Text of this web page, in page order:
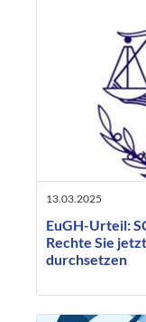
13.03.2025
EuGH-Urteil:
Rechte Sie
durchsetzen